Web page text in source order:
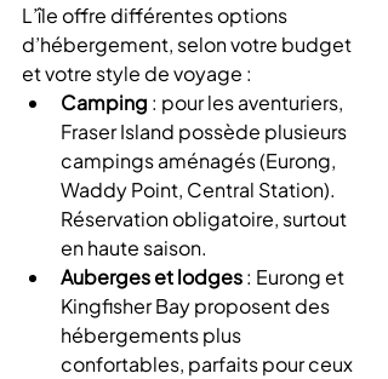
L’île offre différentes options
d’hébergement, selon votre budget
et votre style de voyage :
Camping : pour les aventuriers,
Fraser Island possède plusieurs
campings aménagés (Eurong,
Waddy Point, Central Station).
Réservation obligatoire, surtout
en haute saison.
Auberges et lodges : Eurong et
Kingfisher Bay proposent des
hébergements plus
confortables, parfaits pour ceux